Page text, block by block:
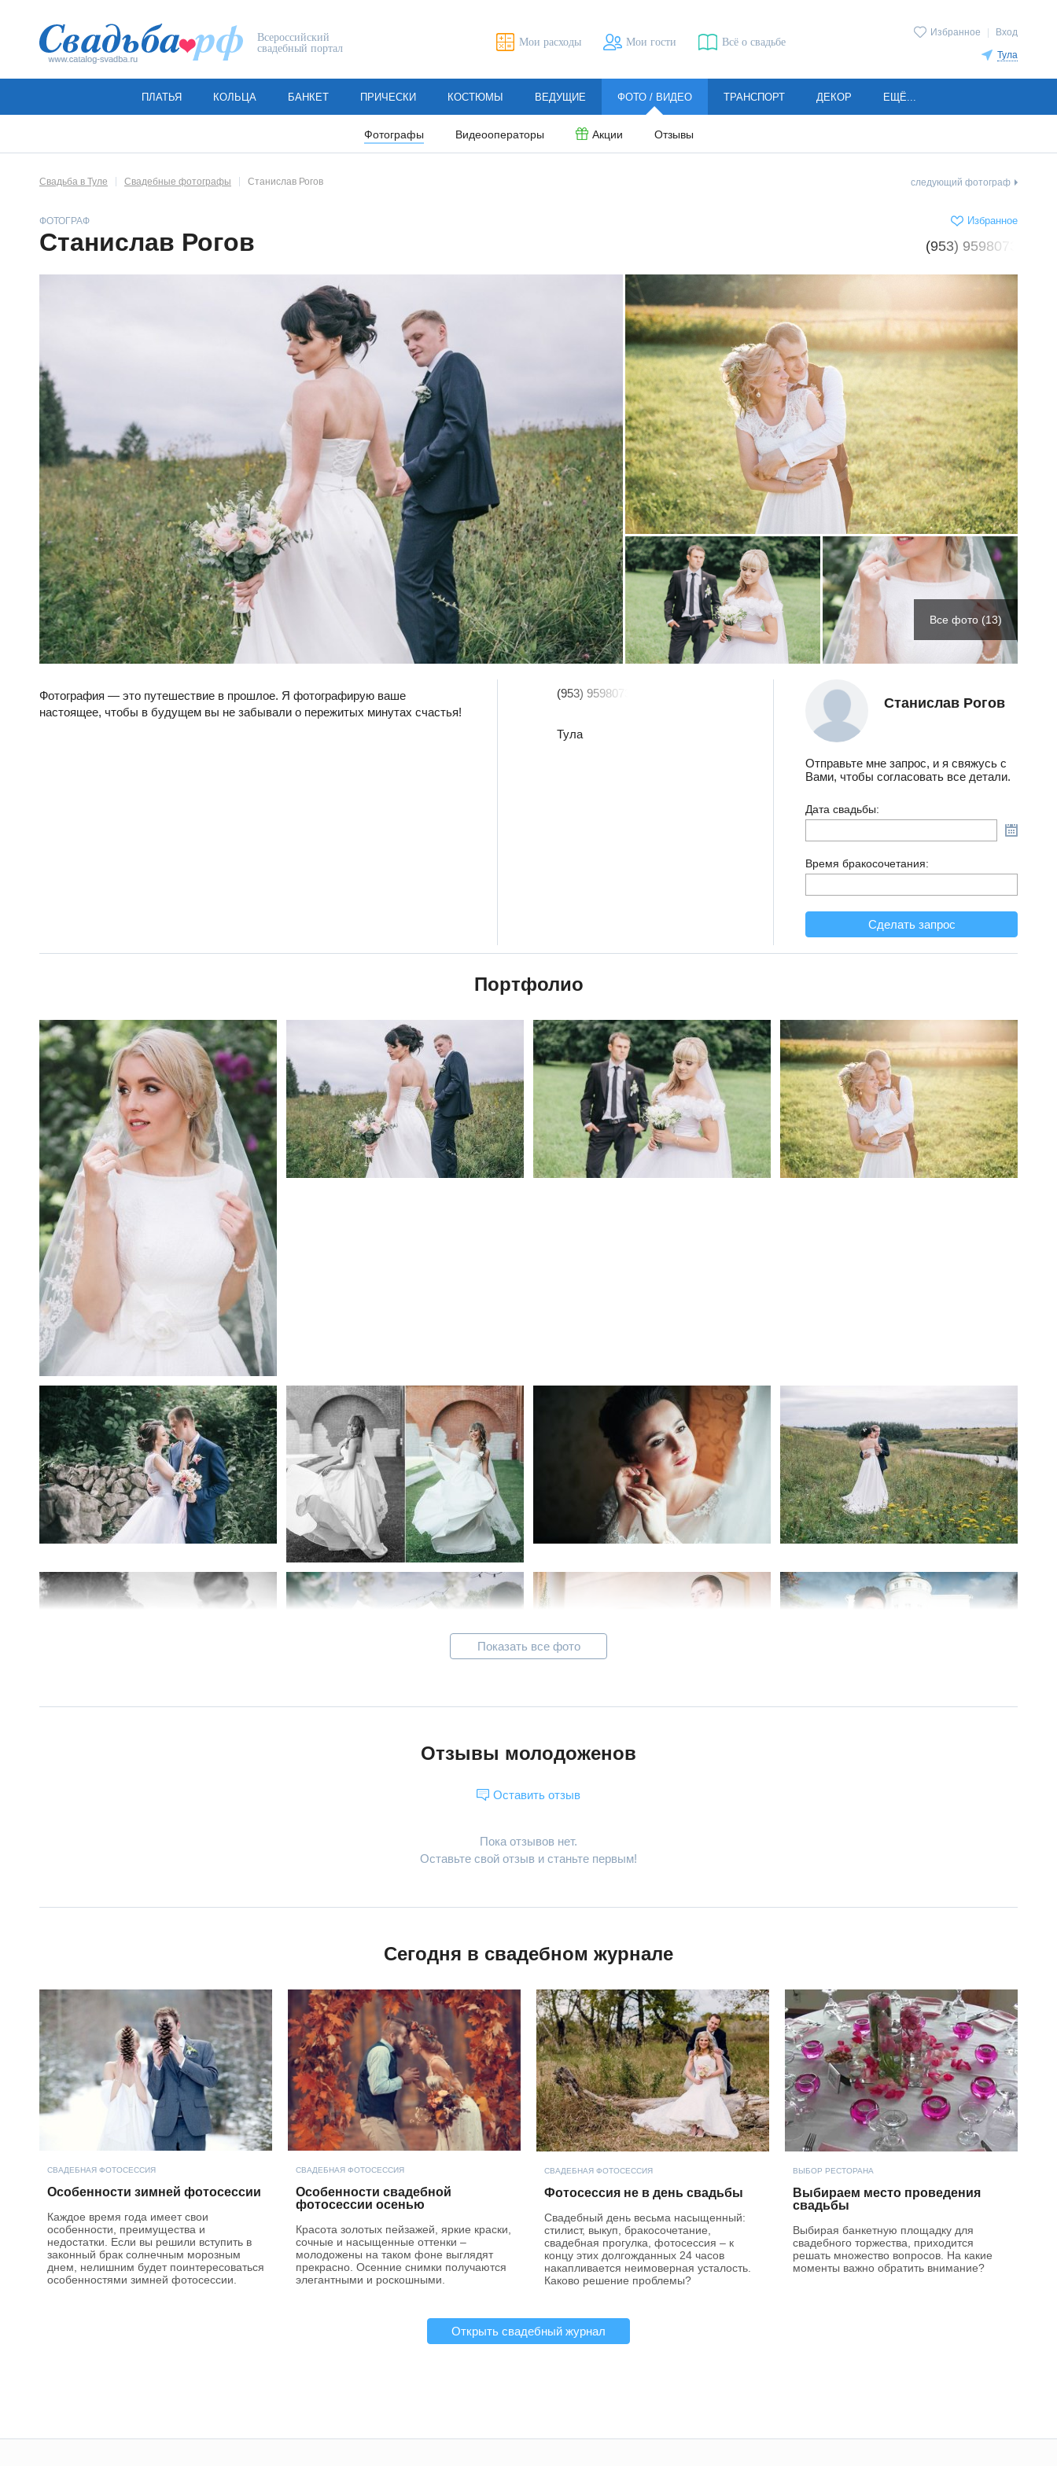
Всероссийский
свадебный портал
Избранное Вход
Тула
Мои расходы Мои гости Всё о свадьбе
ПЛАТЬЯ КОЛЬЦА БАНКЕТ ПРИЧЕСКИ КОСТЮМЫ ВЕДУЩИЕ ФОТО / ВИДЕО
Фотографы Видеооператоры Акции Отзывы
ТРАНСПОРТ ДЕКОР ЕЩЁ...
следующий фотограф
Свадьба в Туле Свадебные фотографы Станислав Рогов
ФОТОГРАФ
Станислав Рогов
Избранное
(953) 9598073
Все фото (13)
Фотография — это путешествие в прошлое. Я фотографирую ваше
настоящее, чтобы в будущем вы не забывали о пережитых минутах счастья!
(953) 9598073
Тула
Станислав Рогов
Отправьте мне запрос, и я свяжусь с
Вами, чтобы согласовать все детали.
Дата свадьбы:
Время бракосочетания:
Сделать запрос
Портфолио
Показать все фото
Отзывы молодоженов
Оставить отзыв
Пока отзывов нет.
Оставьте свой отзыв и станьте первым!
Сегодня в свадебном журнале
СВАДЕБНАЯ ФОТОСЕССИЯ
Особенности зимней фотосессии
Каждое время года имеет свои
особенности, преимущества и
недостатки. Если вы решили вступить в
законный брак солнечным морозным
днем, нелишним будет поинтересоваться
особенностями зимней фотосессии.
СВАДЕБНАЯ ФОТОСЕССИЯ
Особенности свадебной
фотосессии осенью
Красота золотых пейзажей, яркие краски,
сочные и насыщенные оттенки –
молодожены на таком фоне выглядят
прекрасно. Осенние снимки получаются
элегантными и роскошными.
СВАДЕБНАЯ ФОТОСЕССИЯ
Фотосессия не в день свадьбы
Свадебный день весьма насыщенный:
стилист, выкуп, бракосочетание,
свадебная прогулка, фотосессия – к
концу этих долгожданных 24 часов
накапливается неимоверная усталость.
Каково решение проблемы?
ВЫБОР РЕСТОРАНА
Выбираем место проведения
свадьбы
Выбирая банкетную площадку для
свадебного торжества, приходится
решать множество вопросов. На какие
моменты важно обратить внимание?
Открыть свадебный журнал